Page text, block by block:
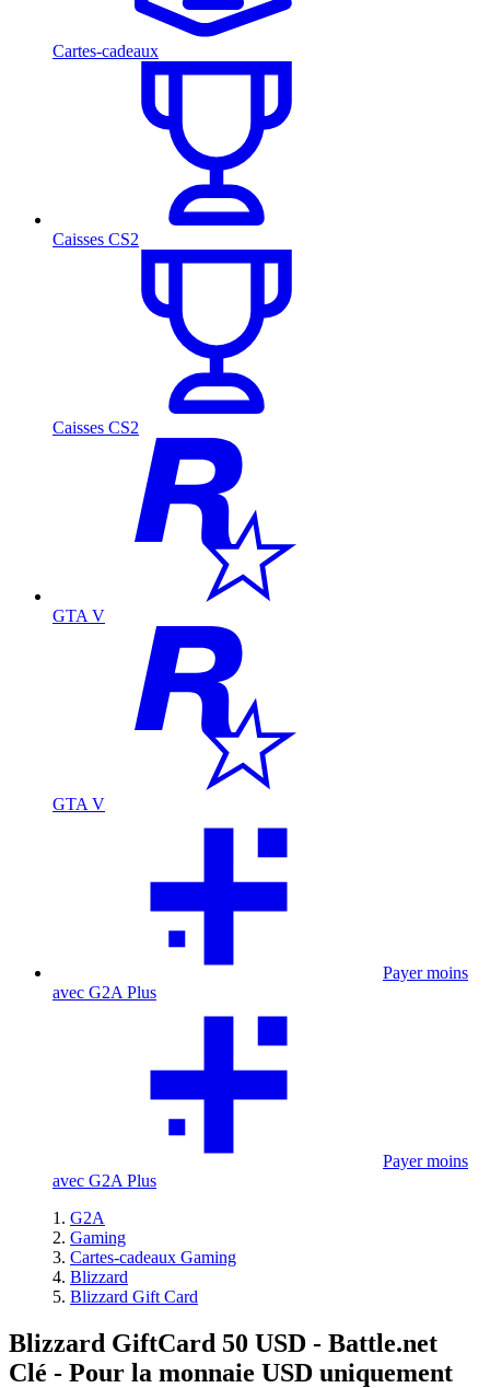
Cartes-cadeaux
Caisses CS2
Caisses CS2
GTA V
GTA V
Payer moins
avec G2A Plus
Payer moins
avec G2A Plus
G2A
Gaming
Cartes-cadeaux Gaming
Blizzard
Blizzard Gift Card
Blizzard GiftCard 50 USD - Battle.net
Clé - Pour la monnaie USD uniquement